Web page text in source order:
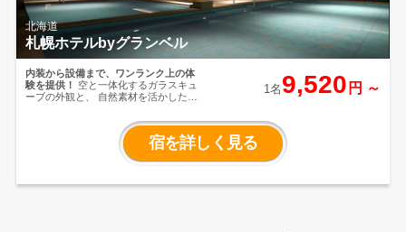
北海道
札幌ホテルbyグランベル
内装から設備まで、ワンランク上の体
験を提供！
空と一体化するガラスキュ
ーブの外観と、
自然素材を活かした温
地までのアクセスも良好のため、旅の
1名 9,520 円 ～
宿を詳しく見る